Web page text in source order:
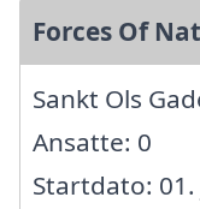
Forces Of
Sankt Ols
Ansatte: 0
Startdato: